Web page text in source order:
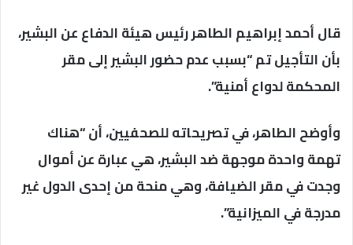
قال أحمد إبراهيم الطاهر رئيس هيئة الدفاع عن البشير،
بأن التأجيل تم “بسبب عدم حضور البشير إلى مقر
المحكمة لدواع أمنية”.
وأوضح الطاهر، في تصريحاته للصحفيين، أن “هناك
تهمة واحدة موجهة ضد البشير، هي عبارة عن أموال
وجدت في مقر الضيافة، وهي منحة من إحدى الدول غير
مدرجة في الميزانية”.